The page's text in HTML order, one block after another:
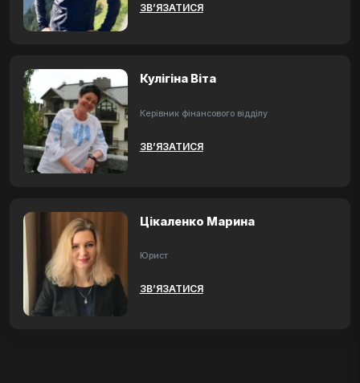
ЗВ’ЯЗАТИСЯ
Кулігіна Віта
Керівник фінансового відділу
ЗВ’ЯЗАТИСЯ
Цікаленко Марина
Юрист
ЗВ’ЯЗАТИСЯ